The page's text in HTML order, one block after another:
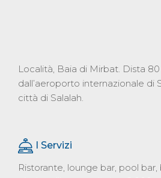
Località, Baia di Mirbat. Dista
dall’aeroporto internazionale di
città di Salalah.
I Servizi
Ristorante, lounge bar, pool